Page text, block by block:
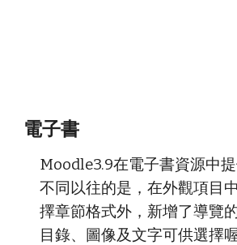
電子書
Moodle3.9在電子書資源中提
不同以往的是，在外觀項目
擇章節格式外，新增了導覽
目錄、圖像及文字可供選擇喔